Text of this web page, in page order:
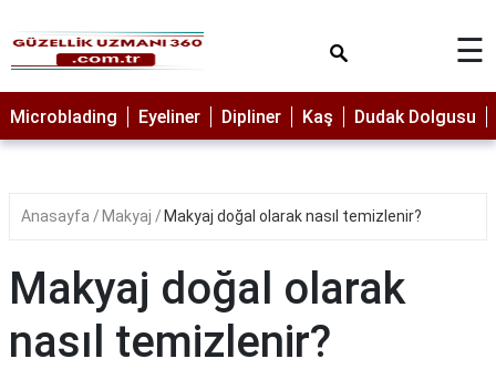
MAKYAJ
MİCROBLADİNG
LAZER
PROTEZ
PEELİNG
☰
Microblading Eyeliner Dipliner Kaş Dudak Dolgusu
Anasayfa Makyaj Makyaj doğal olarak nasıl temizlenir?
Makyaj doğal olarak
nasıl temizlenir?